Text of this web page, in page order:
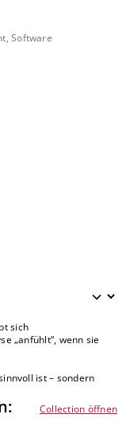
Software
sich
„anfühlt“, wenn sie
ist – sondern
Collection öffnen